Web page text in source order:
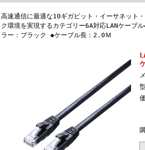
高速通信に最適な10ギガビット・イーサネット
ク環境を実現するカテゴリー6A対応LANケーブ
ラー：ブラック ◆ケーブル長：2.0Ｍ